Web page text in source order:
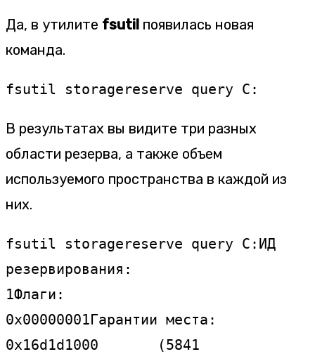
Да, в утилите fsutil появилась новая
команда.
fsutil storagereserve query C:
В результатах вы видите три разных
области резерва, а также объем
используемого пространства в каждой из
них.
fsutil storagereserve query C: ИД
резервирования:
1Флаги:
0x00000001Гарантии места:
0x16d1d1000       (5841